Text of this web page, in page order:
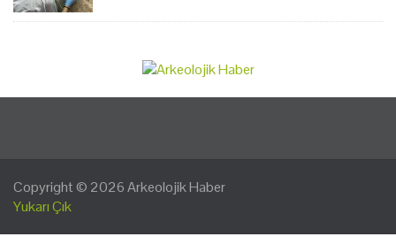
Copyright © 2026Arkeolojik Haber
Yukarı Çık